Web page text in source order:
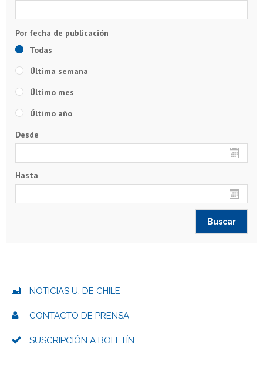
Todas
Última semana
Último mes
Último año
Desde
Hasta
NOTICIAS U. DE CHILE
CONTACTO DE PRENSA
SUSCRIPCIÓN A BOLETÍN